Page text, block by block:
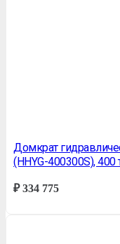
Домкрат
(HHYG-400300S), 400
₽334 775